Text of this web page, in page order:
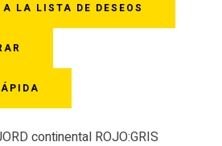
múltiples
variantes.
elegir
LA LISTA DE DESEOS